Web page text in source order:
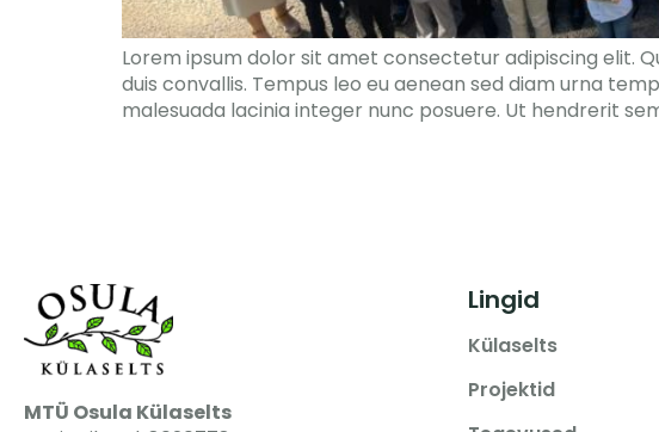
Lorem ipsum dolor sit amet consectetur adipiscing elit.
duis convallis. Tempus leo eu aenean sed diam urna
malesuada lacinia integer nunc posuere. Ut hendrerit
MTÜ Osula Külaselts
Lingid
Külaselts
Projektid